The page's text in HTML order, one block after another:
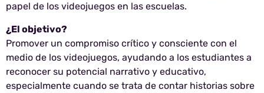
papel de los videojuegos en las escuelas.
¿El objetivo?
Promover un compromiso crítico y consciente con el
medio de los videojuegos, ayudando a los estudiantes a
reconocer su potencial narrativo y educativo,
especialmente cuando se trata de contar historias sobre